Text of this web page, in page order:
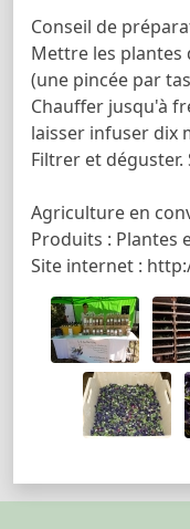
Conseil de
Mettre les plantes
(une pincée par
Chauffer jusqu'à
laisser infuser dix
Filtrer et déguster.
Agriculture en
Produits : Plantes
Site internet :